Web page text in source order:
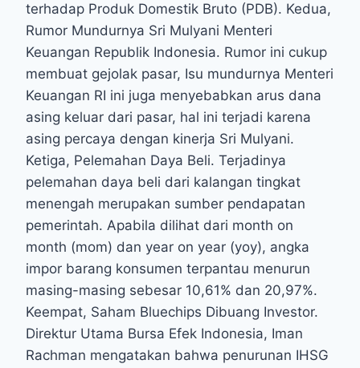
terhadap Produk Domestik Bruto (PDB). Kedua,
Rumor Mundurnya Sri Mulyani Menteri
Keuangan Republik Indonesia. Rumor ini cukup
membuat gejolak pasar, Isu mundurnya Menteri
Keuangan RI ini juga menyebabkan arus dana
asing keluar dari pasar, hal ini terjadi karena
asing percaya dengan kinerja Sri Mulyani.
Ketiga, Pelemahan Daya Beli. Terjadinya
pelemahan daya beli dari kalangan tingkat
menengah merupakan sumber pendapatan
pemerintah. Apabila dilihat dari month on
month (mom) dan year on year (yoy), angka
impor barang konsumen terpantau menurun
masing-masing sebesar 10,61% dan 20,97%.
Keempat, Saham Bluechips Dibuang Investor.
Direktur Utama Bursa Efek Indonesia, Iman
Rachman mengatakan bahwa penurunan IHSG